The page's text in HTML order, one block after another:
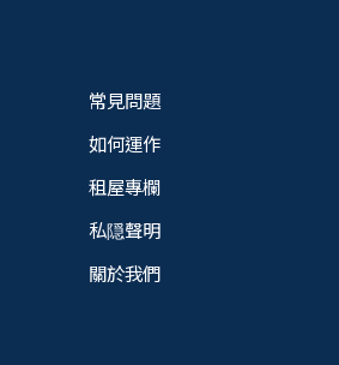
常見問題
如何運作
租屋專欄
私隠聲明
關於我們